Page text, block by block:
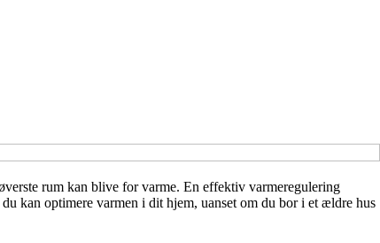
rum kan blive for varme. En effektiv varmeregulering
kan optimere varmen i dit hjem, uanset om du bor i et ældre hus